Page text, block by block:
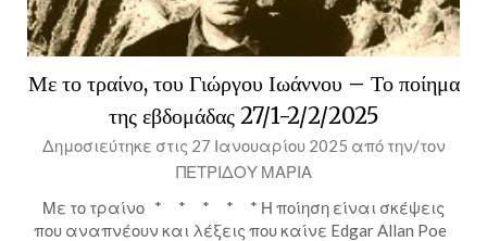
Με το τραίνο, του Γιώργου Ιωάννου – Το ποίημα
της εβδομάδας 27/1-2/2/2025
Δημοσιεύτηκε στις 27 Ιανουαρίου 2025 από την/τον
ΠΕΤΡΙΔΟΥ ΜΑΡΙΑ
Με το τραίνο * * * * * Η ποίηση είναι σκέψεις
που αναπνέουν και λέξεις που καίνε Edgar Allan Poe